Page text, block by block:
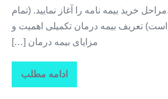
خرید بیمه نامه را آغاز نمایید. (تمام
تعریف بیمه درمان تکمیلی اهمیت و
مزایای بیمه درمان […]
ادامه مطلب
تاراز
بیمه